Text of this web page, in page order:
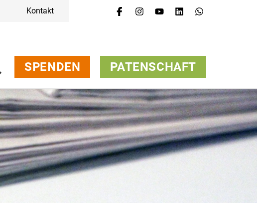
Kontakt
SPENDEN PATENSCHAFT